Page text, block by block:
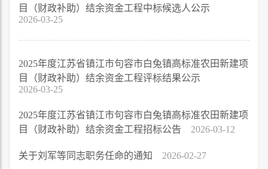
目（财政补助）结余资金工程中标候选人公示
2026-03-25
2025年度江苏省镇江市句容市白兔镇高标准农田新建项
目（财政补助）结余资金工程评标结果公示
2026-03-25
2025年度江苏省镇江市句容市白兔镇高标准农田新建项
目（财政补助）结余资金工程招标公告
2026-03-12
关于刘军等同志职务任命的通知 2026-02-27